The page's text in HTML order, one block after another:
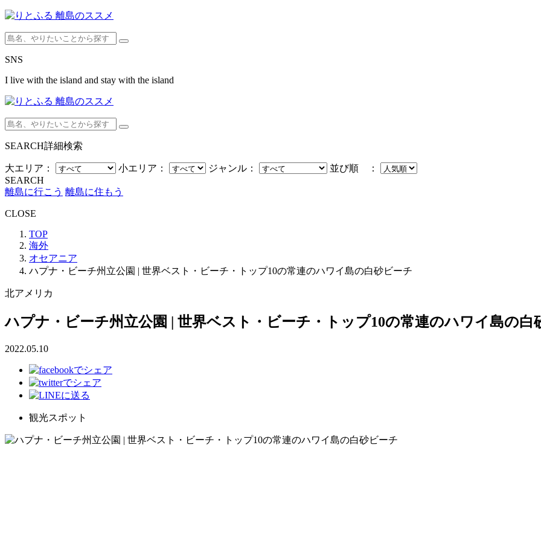
SNS
I live with the island and stay with the island
SEARCH詳細検索
大エリア： 小エリア： ジャンル：
並び順 ：
SEARCH
離島に行こう 離島に住もう
CLOSE
TOP
海外
オセアニア
ハプナ・ビーチ州立公園 | 世界ベスト・ビーチ・トップ10の常連のハワイ島の白砂ビーチ
北アメリカ
ハプナ・ビーチ州立公園 | 世界ベスト・ビーチ・トップ10の常連のハワイ島の白
2022.05.10
観光スポット